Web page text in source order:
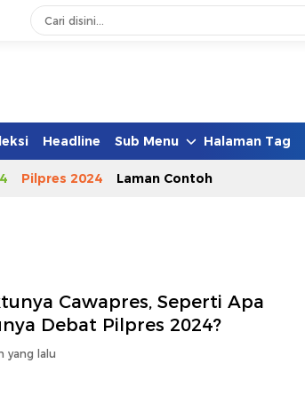
Headline Sub Menu Halaman Tag
Pilpres 2024 Laman Contoh
Cawapres, Seperti Apa
Debat Pilpres 2024?
yang lalu